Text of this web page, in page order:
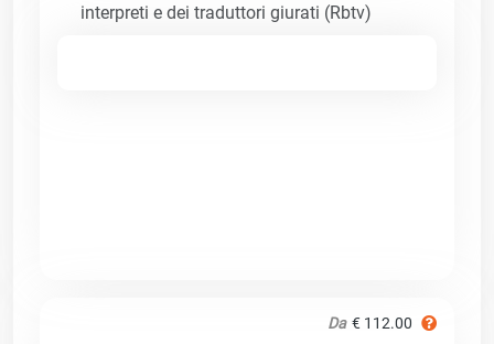
interpreti e dei traduttori giurati (Rbtv)
Da € 112.00